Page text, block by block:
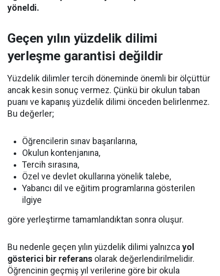
yöneldi.
Geçen yılın yüzdelik dilimi
yerleşme garantisi değildir
Yüzdelik dilimler tercih döneminde önemli bir ölçüttür
ancak kesin sonuç vermez. Çünkü bir okulun taban
puanı ve kapanış yüzdelik dilimi önceden belirlenmez.
Bu değerler;
Öğrencilerin sınav başarılarına,
Okulun kontenjanına,
Tercih sırasına,
Özel ve devlet okullarına yönelik talebe,
Yabancı dil ve eğitim programlarına gösterilen
ilgiye
göre yerleştirme tamamlandıktan sonra oluşur.
Bu nedenle geçen yılın yüzdelik dilimi yalnızca yol
gösterici bir referans olarak değerlendirilmelidir.
Öğrencinin geçmiş yıl verilerine göre bir okula